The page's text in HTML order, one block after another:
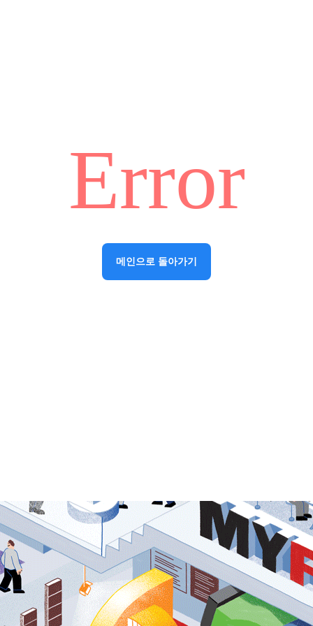
Error
메인으로 돌아가기